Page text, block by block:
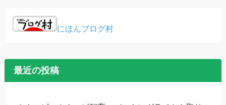
にほんブログ村
最近の投稿